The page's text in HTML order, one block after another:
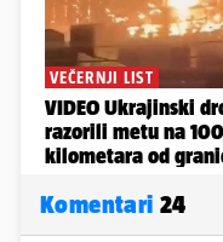
Komentari 24